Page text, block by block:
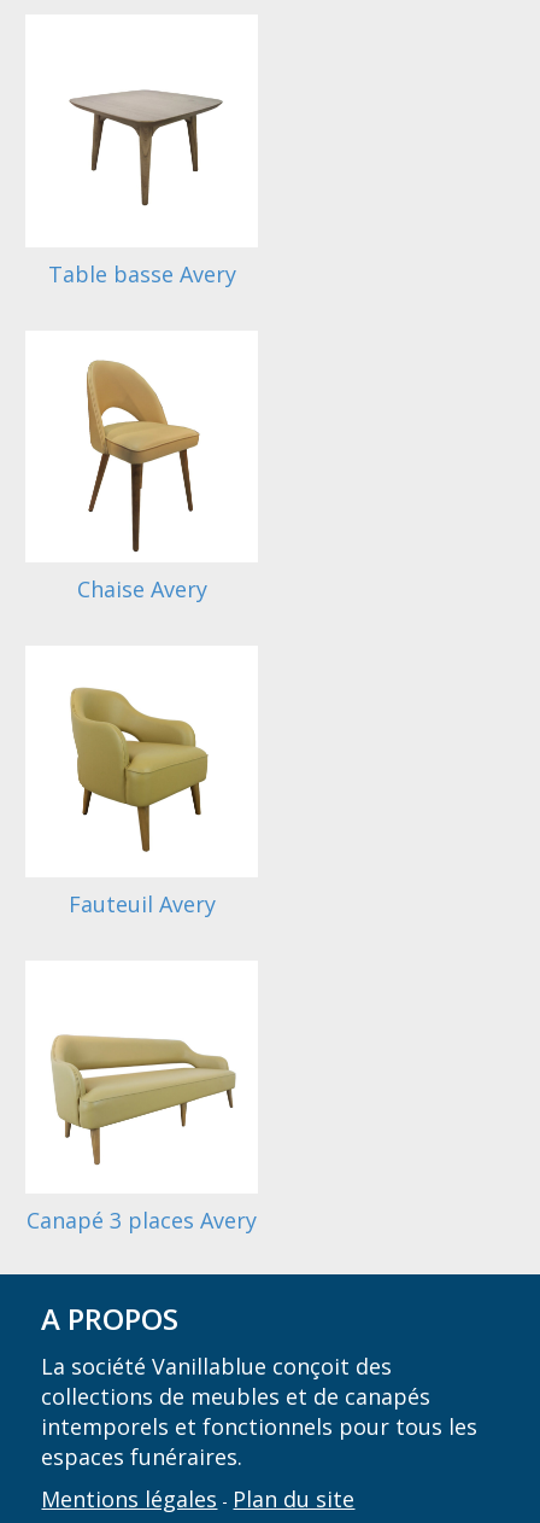
Table basse Avery
Chaise Avery
Fauteuil Avery
Canapé 3 places Avery
A PROPOS
La société Vanillablue conçoit des
collections de meubles et de canapés
intemporels et fonctionnels pour tous les
espaces funéraires.
Mentions légales - Plan du site